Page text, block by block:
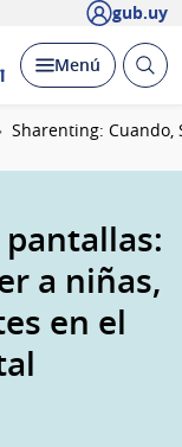
gub.uy
Desplegar
Menú Abrir
Sharenting: Cuando,
a niñas,
en el